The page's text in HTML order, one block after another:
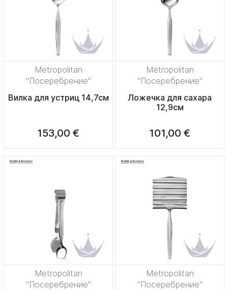
Metropolitan
"Посеребрение"
Вилка для устриц 14,7см
153,00 €
Metropolitan
"Посеребрение"
Ложечка для сахара
12,9см
101,00 €
Metropolitan
"Посеребрение"
Metropolitan
"Посеребрение"